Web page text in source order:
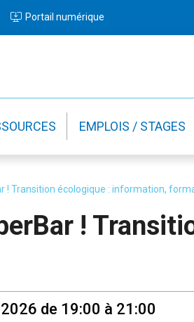
Portail numérique
EMPLOIS / STAGES
! Transition écologique : information,
!
de 19:00 à 21:00